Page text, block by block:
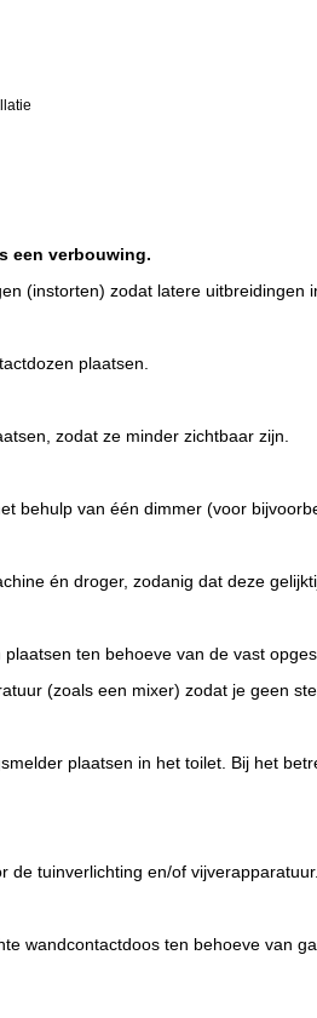
een verbouwing.
(instorten) zodat latere uitbreidingen
plaatsen.
zodat ze minder zichtbaar zijn.
behulp van één dimmer (voor
én droger, zodanig dat deze
ten behoeve van de vast
(zoals een mixer) zodat je geen
plaatsen in het toilet. Bij het
de tuinverlichting en/of vijverapparatuur.
wandcontactdoos ten behoeve van